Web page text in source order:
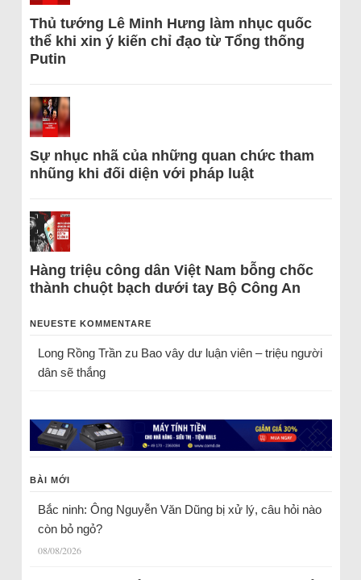
Thủ tướng Lê Minh Hưng làm nhục quốc
thể khi xin ý kiến chỉ đạo từ Tổng thống
Putin
Sự nhục nhã của những quan chức tham
nhũng khi đối diện với pháp luật
Hàng triệu công dân Việt Nam bỗng chốc
thành chuột bạch dưới tay Bộ Công An
NEUESTE KOMMENTARE
Long Rồng Trầnzu Bao vây dư luận viên – triệu người
dân sẽ thắng
BÀI MỚI
Bắc ninh: Ông Nguyễn Văn Dũng bị xử lý, câu hỏi nào
còn bỏ ngỏ?
08/08/2026